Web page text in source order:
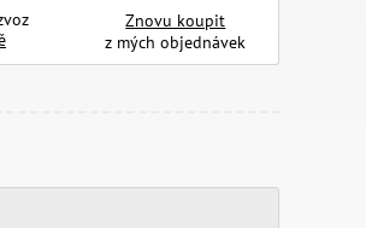
Znovu koupit
z mých objednávek